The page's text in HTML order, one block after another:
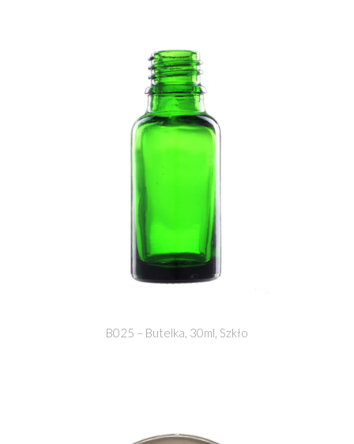
B025 – Butelka, 30ml, Szkło